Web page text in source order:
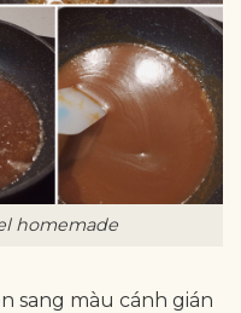
homemade
sang màu cánh gián